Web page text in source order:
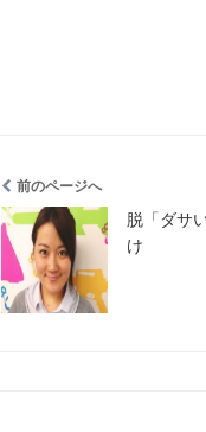
前のページへ
脱「ダサ
け